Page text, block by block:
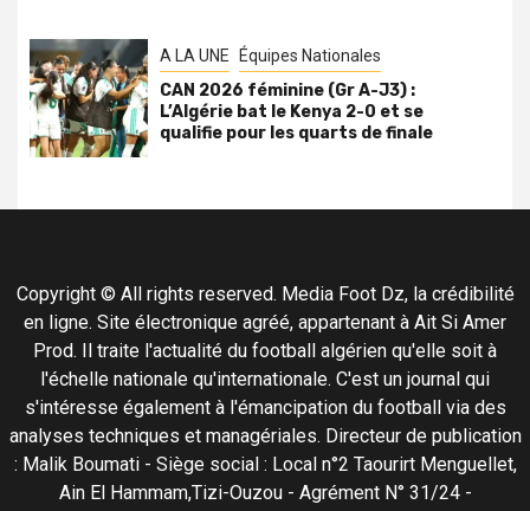
A LA UNE Équipes Nationales
CAN 2026 féminine (Gr A-J3) :
L’Algérie bat le Kenya 2-0 et se
qualifie pour les quarts de finale
Copyright © All rights reserved. Media Foot Dz, la crédibilité
en ligne. Site électronique agréé, appartenant à Ait Si Amer
Prod. Il traite l'actualité du football algérien qu'elle soit à
l'échelle nationale qu'internationale. C'est un journal qui
s'intéresse également à l'émancipation du football via des
analyses techniques et managériales. Directeur de publication
: Malik Boumati - Siège social : Local n°2 Taourirt Menguellet,
Ain El Hammam,Tizi-Ouzou - Agrément N° 31/24 -